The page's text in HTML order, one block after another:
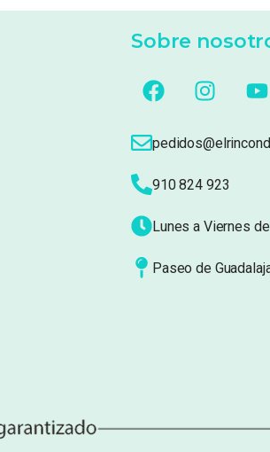
Sobre
910 824 923
Lunes a Viernes
Paseo de